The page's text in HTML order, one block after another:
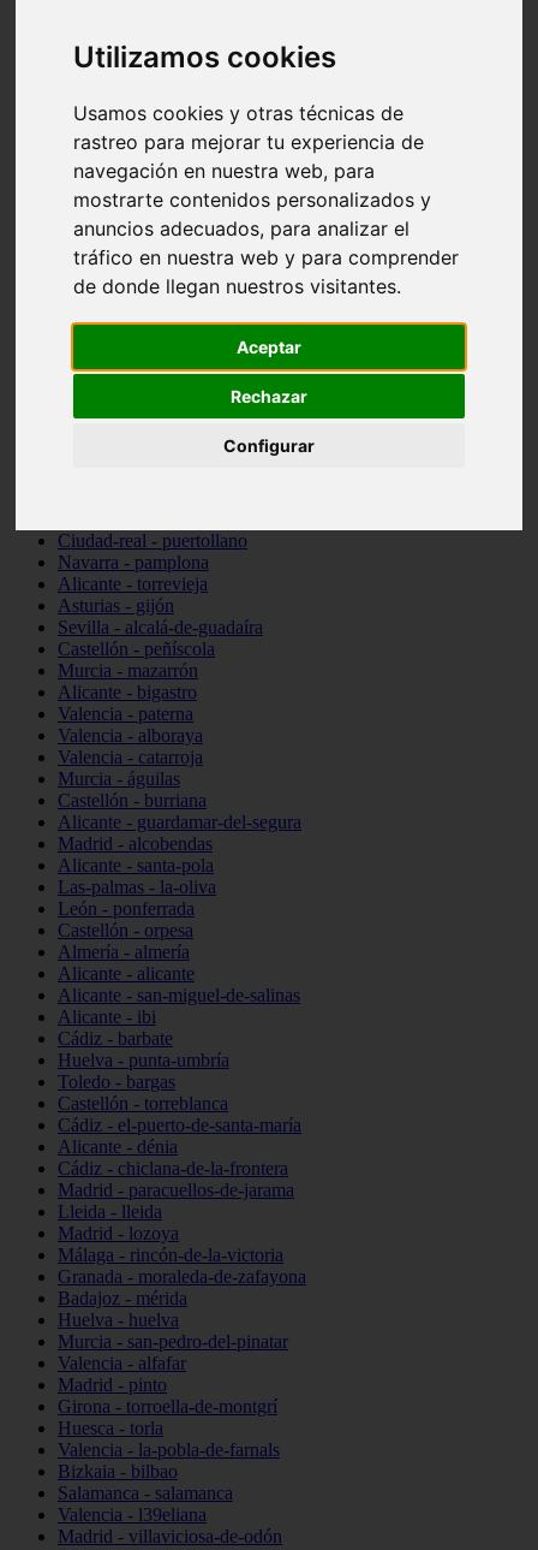
Utilizamos cookies
Usamos cookies y otras técnicas de
rastreo para mejorar tu experiencia de
navegación en nuestra web, para
mostrarte contenidos personalizados y
anuncios adecuados, para analizar el
tráfico en nuestra web y para comprender
de donde llegan nuestros visitantes.
Aceptar
Rechazar
Configurar
Valencia - chiva
Murcia - calasparra
Valencia - sagunt
Asturias - ribadesella
Castellón - benicàssim
Alicante - el-campello
Cádiz - rota
Madrid - las-rozas-de-madrid
Ciudad-real - ciudad-real
Madrid - tres-cantos
Las-palmas - yaiza
Alicante - elx
Ciudad-real - puertollano
Navarra - pamplona
Alicante - torrevieja
Asturias - gijón
Sevilla - alcalá-de-guadaíra
Castellón - peñíscola
Murcia - mazarrón
Alicante - bigastro
Valencia - paterna
Valencia - alboraya
Valencia - catarroja
Murcia - águilas
Castellón - burriana
Alicante - guardamar-del-segura
Madrid - alcobendas
Alicante - santa-pola
Las-palmas - la-oliva
León - ponferrada
Castellón - orpesa
Almería - almería
Alicante - alicante
Alicante - san-miguel-de-salinas
Alicante - ibi
Cádiz - barbate
Huelva - punta-umbría
Toledo - bargas
Castellón - torreblanca
Cádiz - el-puerto-de-santa-maría
Alicante - dénia
Cádiz - chiclana-de-la-frontera
Madrid - paracuellos-de-jarama
Lleida - lleida
Madrid - lozoya
Málaga - rincón-de-la-victoria
Granada - moraleda-de-zafayona
Badajoz - mérida
Huelva - huelva
Murcia - san-pedro-del-pinatar
Valencia - alfafar
Madrid - pinto
Girona - torroella-de-montgrí
Huesca - torla
Valencia - la-pobla-de-farnals
Bizkaia - bilbao
Salamanca - salamanca
Valencia - l39eliana
Madrid - villaviciosa-de-odón